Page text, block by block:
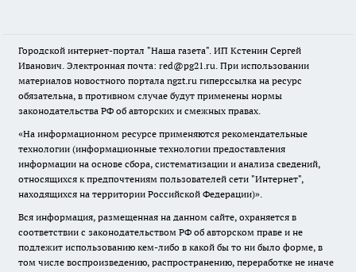
Городской интернет-портал "Наша газета". ИП Кстенин Сергей
Иванович. Электронная почта: red@pg21.ru. При использовании
материалов новостного портала ngzt.ru гиперссылка на ресурс
обязательна, в противном случае будут применены нормы
законодательства РФ об авторских и смежных правах.
«На информационном ресурсе применяются рекомендательные
технологии (информационные технологии предоставления
информации на основе сбора, систематизации и анализа сведений,
относящихся к предпочтениям пользователей сети "Интернет",
находящихся на территории Российской Федерации)».
Вся информация, размещенная на данном сайте, охраняется в
соответствии с законодательством РФ об авторском праве и не
подлежит использованию кем-либо в какой бы то ни было форме, в
том числе воспроизведению, распространению, переработке не иначе